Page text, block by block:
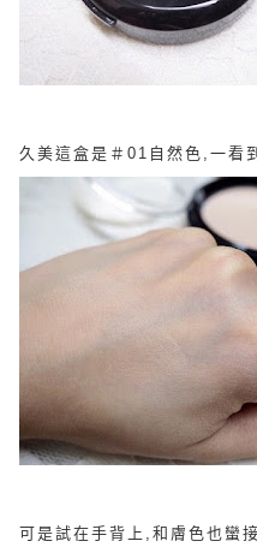
久美這盒是＃01自然色,一看
可是試在手背上,和膚色也蠻